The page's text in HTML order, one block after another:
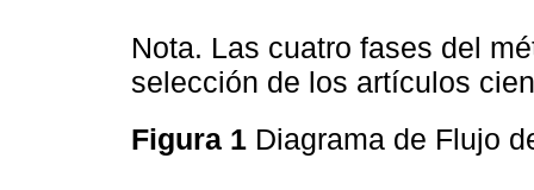
Nota. Las cuatro fases del
selección de los artículos
Figura 1 Diagrama de Flujo